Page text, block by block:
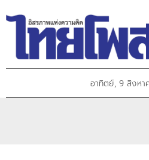
อาทิตย์, 9 สิงหา